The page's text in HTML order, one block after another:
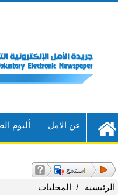
عن الامل ألبوم
الرئيسية المحليات